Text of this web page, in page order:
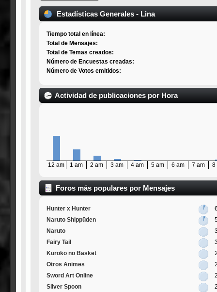
Estadísticas Generales - Lina
Tiempo total en línea:
Total de Mensajes:
Total de Temas creados:
Número de Encuestas creadas:
Número de Votos emitidos:
Actividad de publicaciones por Hora
12 am 1 am 2 am 3 am 4 am 5 am 6 am 7 am 8
Foros más populares por Mensajes
Hunter x Hunter
Naruto Shippūden
Naruto
Fairy Tail
Kuroko no Basket
Otros Animes
Sword Art Online
Silver Spoon